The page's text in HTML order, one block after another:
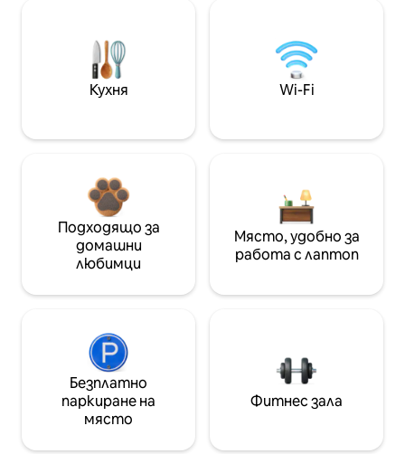
Кухня Wi-Fi
Подходящо за
домашни
любимци
Място, удобно за
работа с лаптоп
Безплатно
паркиране на
място
Фитнес зала